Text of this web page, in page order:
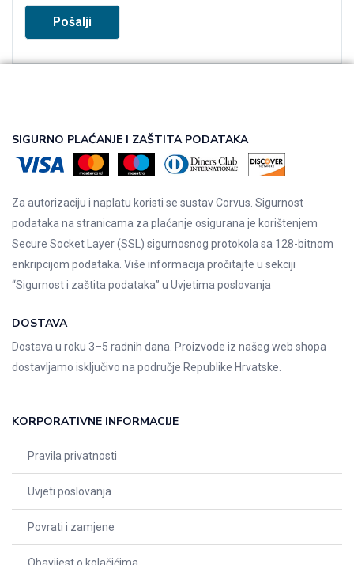
SIGURNO PLAĆANJE I ZAŠTITA PODATAKA
Za autorizaciju i naplatu koristi se sustav Corvus. Sigurnost
podataka na stranicama za plaćanje osigurana je korištenjem
Secure Socket Layer (SSL) sigurnosnog protokola sa 128-bitnom
enkripcijom podataka. Više informacija pročitajte u sekciji
“Sigurnost i zaštita podataka” u Uvjetima poslovanja
DOSTAVA
Dostava u roku 3–5 radnih dana. Proizvode iz našeg web shopa
dostavljamo isključivo na područje Republike Hrvatske.
KORPORATIVNE INFORMACIJE
Pravila privatnosti
Uvjeti poslovanja
Povrati i zamjene